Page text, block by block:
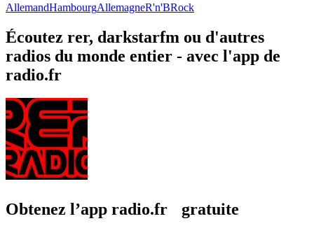
AllemandHambourgAllemagneR'n'BRock
Écoutez rer, darkstarfm ou d'autres
radios du monde entier - avec l'app de
radio.fr
Obtenez l’app radio.fr gratuite